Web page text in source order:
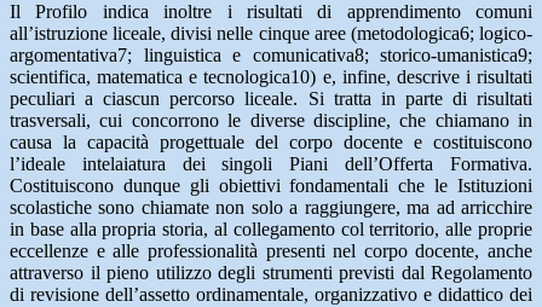
Il Profilo indica inoltre i risultati di apprendimento comuni
all’istruzione liceale, divisi nelle cinque aree (metodologica6; logico-
argomentativa7; linguistica e comunicativa8; storico-umanistica9;
scientifica, matematica e tecnologica10) e, infine, descrive i risultati
peculiari a ciascun percorso liceale. Si tratta in parte di risultati
trasversali, cui concorrono le diverse discipline, che chiamano in
causa la capacità progettuale del corpo docente e costituiscono
l’ideale intelaiatura dei singoli Piani dell’Offerta Formativa.
Costituiscono dunque gli obiettivi fondamentali che le Istituzioni
scolastiche sono chiamate non solo a raggiungere, ma ad arricchire
in base alla propria storia, al collegamento col territorio, alle proprie
eccellenze e alle professionalità presenti nel corpo docente, anche
attraverso il pieno utilizzo degli strumenti previsti dal Regolamento
di revisione dell’assetto ordinamentale, organizzativo e didattico dei